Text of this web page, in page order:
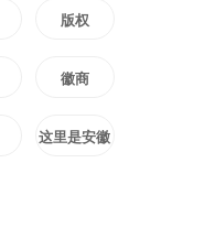
术类第一批
版权
徽商
这里是安徽